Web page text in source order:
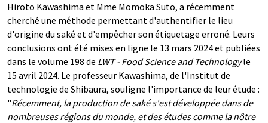
Hiroto Kawashima et Mme Momoka Suto, a récemment
cherché une méthode permettant d'authentifier le lieu
d'origine du saké et d'empêcher son étiquetage erroné. Leurs
conclusions ont été mises en ligne le 13 mars 2024 et publiées
dans le volume 198 de LWT - Food Science and Technology le
15 avril 2024. Le professeur Kawashima, de l'Institut de
technologie de Shibaura, souligne l'importance de leur étude :
"Récemment, la production de saké s'est développée dans de
nombreuses régions du monde, et des études comme la nôtre